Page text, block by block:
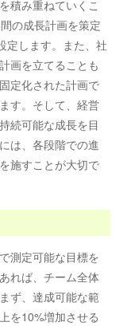
積み重ねていくこ
の成長計画を策定
定します。また、社
画を立てることも
定化された計画で
す。そして、経営
続可能な成長を目
は、各段階での進
施すことが大切で
測定可能な目標を
れば、チーム全体
ず、達成可能な範
を10%増加させる